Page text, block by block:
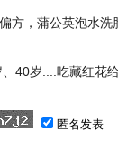
方，蒲公英泡水洗
40岁....吃藏红花
匿名发表